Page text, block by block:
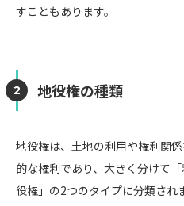
すこともあります。
地役権の種類
地役権は、土地の利用や権利関
的な権利であり、大きく分けて
役権」の2つのタイプに分類され